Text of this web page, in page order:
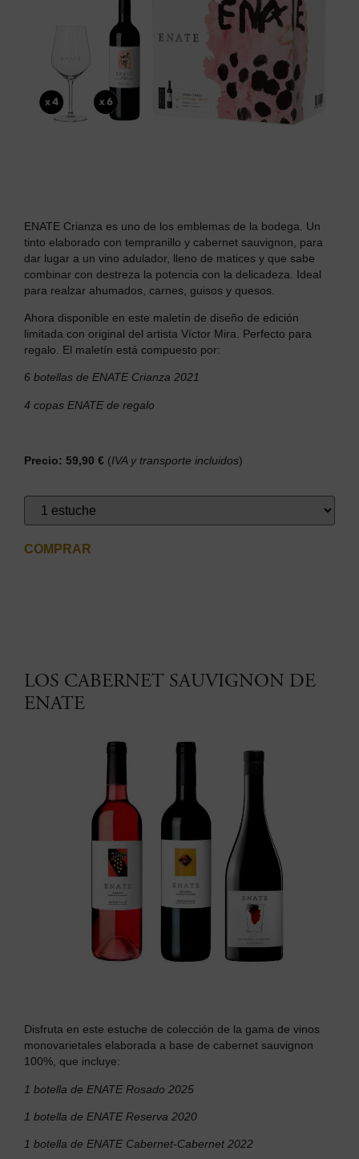
ENATE Crianza es uno de los emblemas de la bodega. Un
tinto elaborado con tempranillo y cabernet sauvignon, para
dar lugar a un vino adulador, lleno de matices y que sabe
combinar con destreza la potencia con la delicadeza. Ideal
para realzar ahumados, carnes, guisos y quesos.
Ahora disponible en este maletín de diseño de edición
limitada con original del artista Víctor Mira.
Perfecto para
regalo. El maletín está compuesto por:
6 botellas de ENATE Crianza 2021
4 copas ENATE de regalo
Precio: 59,90 € (IVA y transporte incluidos)
COMPRAR
LOS CABERNET SAUVIGNON DE
ENATE
Disfruta en este estuche de colección de la gama de vinos
monovarietales elaborada a base de cabernet sauvignon
100%, que incluye:
1 botella de ENATE Rosado 2025
1 botella de ENATE Reserva 2020
1 botella de ENATE Cabernet-Cabernet 2022